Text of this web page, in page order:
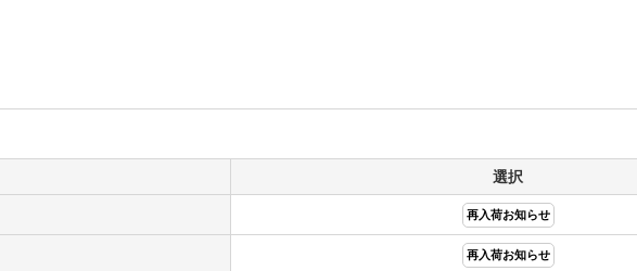
選択
再入荷お知らせ
再入荷お知らせ